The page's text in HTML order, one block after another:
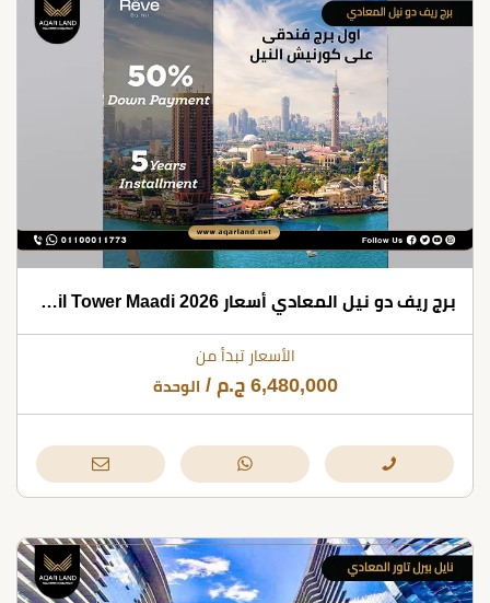
برج ريف دو نيل المعادي أسعار 2026 Rêve Du Nil Tower Maadi
الأسعار تبدأ من
6,480,000 ج.م / الوحدة